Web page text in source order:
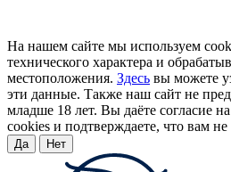
На нашем сайте мы используем
технического характера и
местоположения. Здесь вы можете
эти данные. Также наш сайт не
младше 18 лет. Вы даёте согласие
cookies и подтверждаете, что вам не
Да Нет